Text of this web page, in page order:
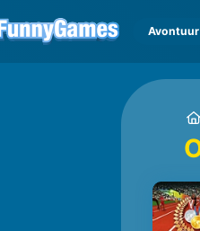
Avontuur